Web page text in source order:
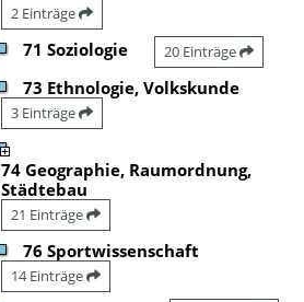
2 Einträge
71 Soziologie 20 Einträge
73 Ethnologie, Volkskunde
3 Einträge
74 Geographie, Raumordnung,
Städtebau
21 Einträge
76 Sportwissenschaft
14 Einträge